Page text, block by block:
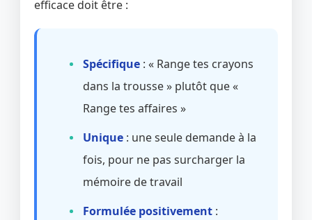
efficace doit être :
Spécifique : « Range tes crayons
dans la trousse » plutôt que «
Range tes affaires »
Unique : une seule demande à la
fois, pour ne pas surcharger la
mémoire de travail
Formulée positivement :